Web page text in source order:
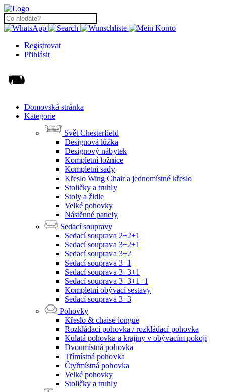
Registrovat
Přihlásit
Domovská stránka
Kategorie
Svět Chesterfield
Designová lůžka
Designový nábytek
Kompletní ložnice
Kompletní sady
Křeslo Wing Chair a jednomístné křeslo
Stoličky a truhly
Stoly a židle
Velké pohovky
Nástěnné panely
Sedací soupravy
Sedací souprava 2+2+1
Sedací souprava 3+2+1
Sedací souprava 3+2
Sedací souprava 3+1
Sedací souprava 3+3+1
Sedací souprava 3+3+1+1
Kompletní obývací sestavy
Sedací souprava 3+3
Pohovky
Křeslo & chaise longue
Rozkládací pohovka / rozkládací pohovka
Kulatá pohovka a krajiny v obývacím pokoji
Dvoumístná pohovka
Třímístná pohovka
Čtyřmístná pohovka
Velké pohovky
Stoličky a truhly